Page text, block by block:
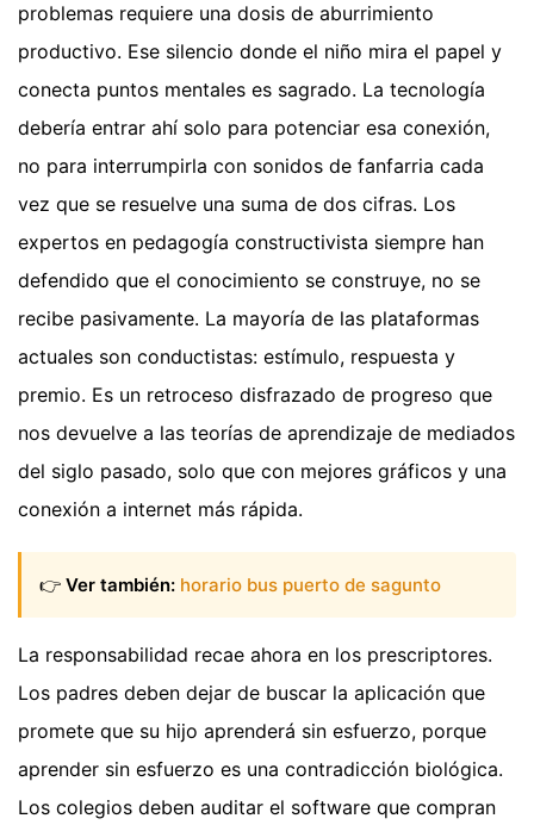
problemas requiere una dosis de aburrimiento
productivo. Ese silencio donde el niño mira el papel y
conecta puntos mentales es sagrado. La tecnología
debería entrar ahí solo para potenciar esa conexión,
no para interrumpirla con sonidos de fanfarria cada
vez que se resuelve una suma de dos cifras. Los
expertos en pedagogía constructivista siempre han
defendido que el conocimiento se construye, no se
recibe pasivamente. La mayoría de las plataformas
actuales son conductistas: estímulo, respuesta y
premio. Es un retroceso disfrazado de progreso que
nos devuelve a las teorías de aprendizaje de mediados
del siglo pasado, solo que con mejores gráficos y una
conexión a internet más rápida.
👉 Ver también: horario bus puerto de sagunto
La responsabilidad recae ahora en los prescriptores.
Los padres deben dejar de buscar la aplicación que
promete que su hijo aprenderá sin esfuerzo, porque
aprender sin esfuerzo es una contradicción biológica.
Los colegios deben auditar el software que compran